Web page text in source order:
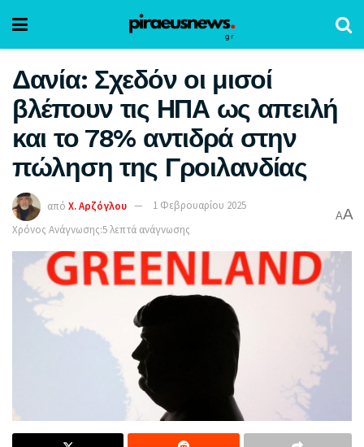
Δανία: Σχεδόν οι μισοί
βλέπουν τις ΗΠΑ ως απειλή
και το 78% αντιδρά στην
πώληση της Γροιλανδίας
από Χ. Αρζόγλου
1 Φεβρουαρίου 2025
Χρόνος Ανάγνωσης:5 λεπτά ανάγνωσης
AA